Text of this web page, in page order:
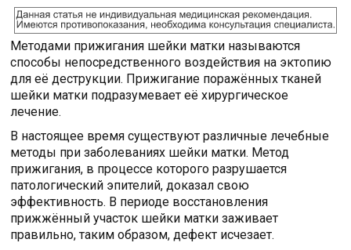
Методами прижигания шейки матки называются
способы непосредственного воздействия на эктопию
для её деструкции. Прижигание поражённых тканей
шейки матки подразумевает её хирургическое
лечение.
В настоящее время существуют различные лечебные
методы при заболеваниях шейки матки. Метод
прижигания, в процессе которого разрушается
патологический эпителий, доказал свою
эффективность. В периоде восстановления
прижжённый участок шейки матки заживает
правильно, таким образом, дефект исчезает.